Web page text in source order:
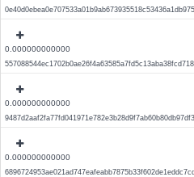
0.000000000000
0.000000000000
0.000000000000